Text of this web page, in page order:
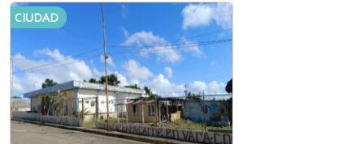
CIUDAD